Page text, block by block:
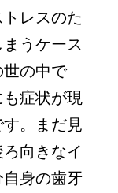
レスのた
うケース
の中で
症状が現
。まだ見
向きなイ
身の歯牙